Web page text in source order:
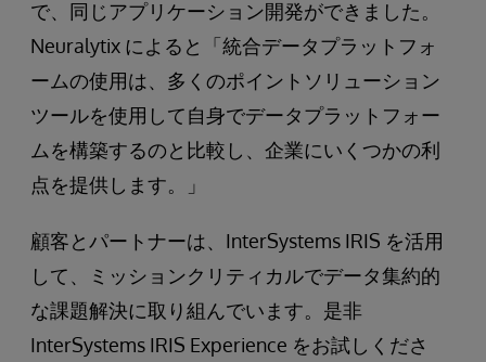
で、同じアプリケーション開発ができました。
Neuralytix によると「統合データプラットフォ
ームの使用は、多くのポイントソリューション
ツールを使用して自身でデータプラットフォー
ムを構築するのと比較し、企業にいくつかの利
点を提供します。」
顧客とパートナーは、InterSystems IRIS を活用
して、ミッションクリティカルでデータ集約的
な課題解決に取り組んでいます。是非
InterSystems IRIS Experience をお試しくださ